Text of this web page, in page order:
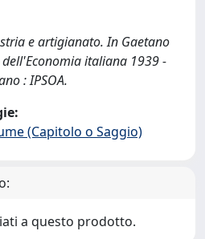
e artigianato. In Gaetano
italiana 1939 -
: IPSOA.
(Capitolo o Saggio)
a questo prodotto.